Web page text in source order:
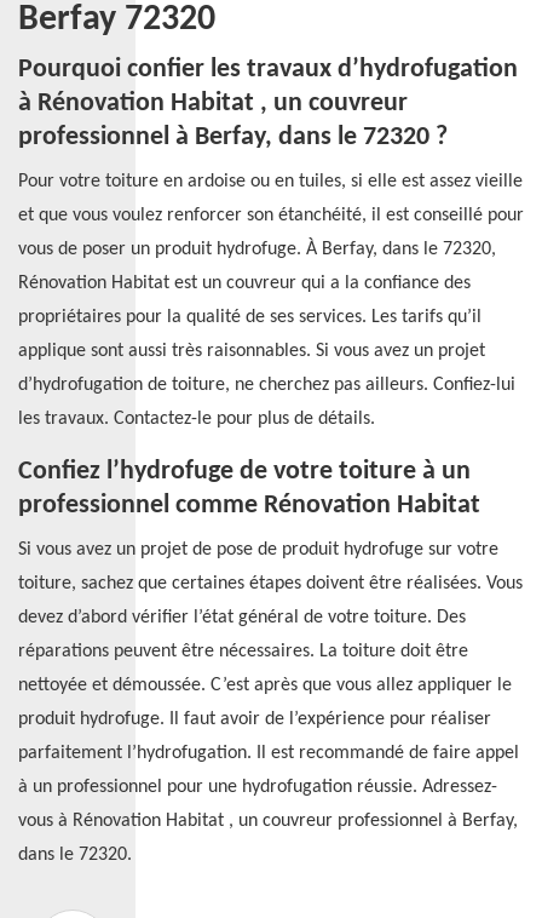
Berfay 72320
Pourquoi confier les travaux d’hydrofugation
à Rénovation Habitat , un couvreur
professionnel à Berfay, dans le 72320 ?
Pour votre toiture en ardoise ou en tuiles, si elle est assez vieille
et que vous voulez renforcer son étanchéité, il est conseillé pour
vous de poser un produit hydrofuge. À Berfay, dans le 72320,
Rénovation Habitat est un couvreur qui a la confiance des
propriétaires pour la qualité de ses services. Les tarifs qu’il
applique sont aussi très raisonnables. Si vous avez un projet
d’hydrofugation de toiture, ne cherchez pas ailleurs. Confiez-lui
les travaux. Contactez-le pour plus de détails.
Confiez l’hydrofuge de votre toiture à un
professionnel comme Rénovation Habitat
Si vous avez un projet de pose de produit hydrofuge sur votre
toiture, sachez que certaines étapes doivent être réalisées. Vous
devez d’abord vérifier l’état général de votre toiture. Des
réparations peuvent être nécessaires. La toiture doit être
nettoyée et démoussée. C’est après que vous allez appliquer le
produit hydrofuge. Il faut avoir de l’expérience pour réaliser
parfaitement l’hydrofugation. Il est recommandé de faire appel
à un professionnel pour une hydrofugation réussie. Adressez-
vous à Rénovation Habitat , un couvreur professionnel à Berfay,
dans le 72320.